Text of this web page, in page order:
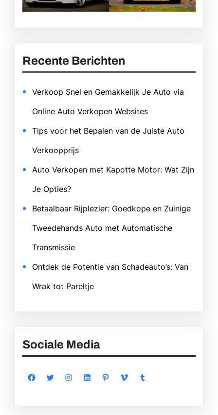
Recente Berichten
Verkoop Snel en Gemakkelijk Je Auto via
Online Auto Verkopen Websites
Tips voor het Bepalen van de Juiste Auto
Verkoopprijs
Auto Verkopen met Kapotte Motor: Wat Zijn
Je Opties?
Betaalbaar Rijplezier: Goedkope en Zuinige
Tweedehands Auto met Automatische
Transmissie
Ontdek de Potentie van Schadeauto’s: Van
Wrak tot Pareltje
Sociale Media
Facebook Twitter Instagram LinkedIn Pinterest Vimeo Tumblr